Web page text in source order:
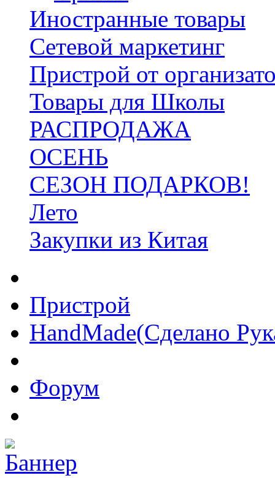
Иностранные товары
Сетевой маркетинг
Пристрой от
Товары для Школы
РАСПРОДАЖА
ОСЕНЬ
СЕЗОН ПОДАРКОВ!
Лето
Закупки из Китая
Пристрой
HandMade(Сделано
Форум